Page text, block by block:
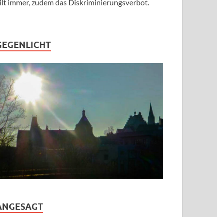
immer, zudem das Diskriminierungsverbot.